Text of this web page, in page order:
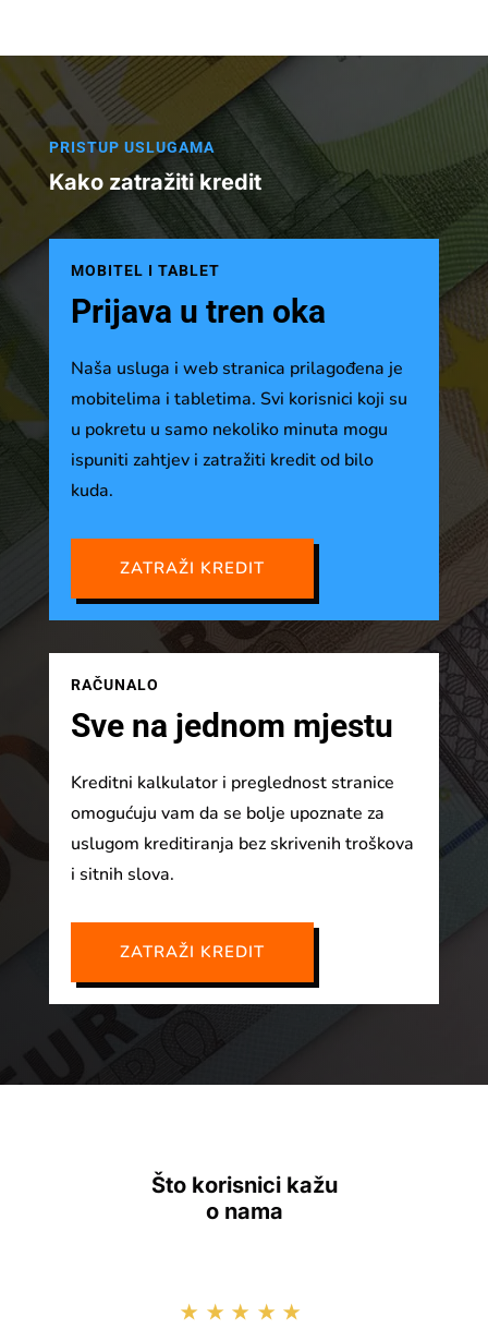
PRISTUP USLUGAMA
Kako zatražiti kredit
MOBITEL I TABLET
Prijava u tren oka
Naša usluga i web stranica prilagođena je
mobitelima i tabletima. Svi korisnici koji su
u pokretu u samo nekoliko minuta mogu
ispuniti zahtjev i zatražiti kredit od bilo
kuda.
ZATRAŽI KREDIT
RAČUNALO
Sve na jednom mjestu
Kreditni kalkulator i preglednost stranice
omogućuju vam da se bolje upoznate za
uslugom kreditiranja bez skrivenih troškova
i sitnih slova.
ZATRAŽI KREDIT
Što korisnici kažu
o nama
★★★★★